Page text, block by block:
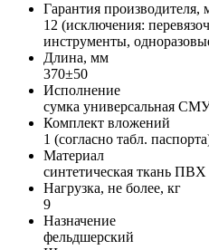
Гарантия производителя,
12 (исключения:
инструменты,
Длина, мм
370±50
Исполнение
сумка универсальная
Комплект вложений
1 (согласно табл.
Материал
синтетическая ткань
Нагрузка, не более, кг
9
Назначение
фельдшерский